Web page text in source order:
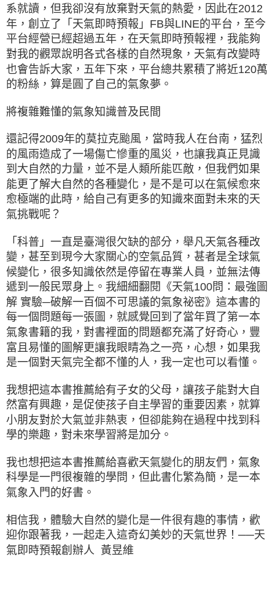
系就讀，但我卻沒有放棄對天氣的熱愛，因此在2012
年，創立了「天氣即時預報」FB與LINE的平台，至今
平台經營已經超過五年，在天氣即時預報裡，我能夠
對我的觀眾說明各式各樣的自然現象，天氣有改變時
也會告訴大家，五年下來，平台總共累積了將近120萬
的粉絲，算是圓了自己的氣象夢。
將複雜難懂的氣象知識普及民間
還記得2009年的莫拉克颱風，當時我人在台南，猛烈
的風雨造成了一場傷亡慘重的風災，也讓我真正見識
到大自然的力量，並不是人類所能匹敵，但我們如果
能更了解大自然的各種變化，是不是可以在氣候愈來
愈極端的此時，給自己有更多的知識來面對未來的天
氣挑戰呢？
「科普」一直是臺灣很欠缺的部分，舉凡天氣各種改
變，甚至到現今大家關心的空氣品質，甚者是全球氣
候變化，很多知識依然是停留在專業人員，並無法傳
遞到一般民眾身上。我細細翻閱《天氣100問：最強圖
解 實驗─破解一百個不可思議的氣象祕密》這本書的
每一個問題每一張圖，就感覺回到了當年買了第一本
氣象書籍的我，對書裡面的問題都充滿了好奇心，豐
富且易懂的圖解更讓我眼睛為之一亮，心想，如果我
是一個對天氣完全都不懂的人，我一定也可以看懂。
我想把這本書推薦給有子女的父母，讓孩子能對大自
然富有興趣，是促使孩子自主學習的重要因素，就算
小朋友對於大氣並非熱衷，但卻能夠在過程中找到科
學的樂趣，對未來學習將是加分。
我也想把這本書推薦給喜歡天氣變化的朋友們，氣象
科學是一門很複雜的學問，但此書化繁為簡，是一本
氣象入門的好書。
相信我，體驗大自然的變化是一件很有趣的事情，歡
迎你跟著我，一起走入這奇幻美妙的天氣世界！──天
氣即時預報創辦人 黃昱維